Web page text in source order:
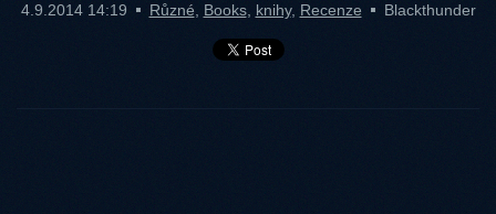
4.9.2014 14:19 Různé Books, knihy, Recenze Blackthunder